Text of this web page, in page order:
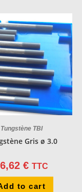
Tungstène TBI
Gris ø 3.0
€ TTC
to cart